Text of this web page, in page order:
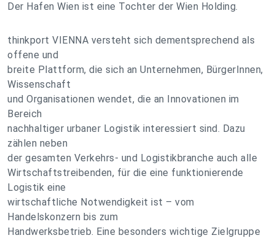
Der Hafen Wien ist eine Tochter der Wien Holding.
thinkport VIENNA versteht sich dementsprechend als
offene und
breite Plattform, die sich an Unternehmen, BürgerInnen,
Wissenschaft
und Organisationen wendet, die an Innovationen im
Bereich
nachhaltiger urbaner Logistik interessiert sind. Dazu
zählen neben
der gesamten Verkehrs- und Logistikbranche auch alle
Wirtschaftstreibenden, für die eine funktionierende
Logistik eine
wirtschaftliche Notwendigkeit ist – vom
Handelskonzern bis zum
Handwerksbetrieb. Eine besonders wichtige Zielgruppe